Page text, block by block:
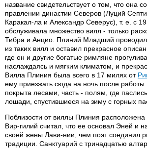
название свидетельствует о том, что она
правлении династии Северов (Луций
Каракал-ла и Александр Северус), т. е. с
обслуживала множество вилл - только
Тибра и Анцио. Плиний Младший
из таких вилл и оставил прекрасное
где он и другие богатые римляне
наслаждаясь и мягким климатом, и
Вилла Плиния была всего в 17 милях от
ему приезжать сюда на ночь после работы.
покрыта лесами, часть - полям, где
лошади, спустившиеся на зиму с горных
Поблизости от виллы Плиния расположена
Вир-гилий считал, что ее основал Эней и
своей жены Лави-нии, чем поэт соединил
традиции. Санктуарий с тринадцатью